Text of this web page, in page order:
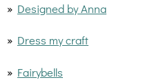
» Designed by Anna
» Dress my craft
» Fairybells